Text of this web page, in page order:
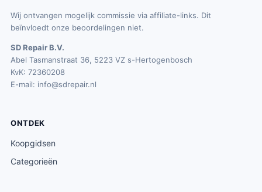
Wij ontvangen mogelijk commissie via affiliate-links. Dit
beïnvloedt onze beoordelingen niet.
SD Repair B.V.
Abel Tasmanstraat 36, 5223 VZ s-Hertogenbosch
KvK: 72360208
E-mail: info@sdrepair.nl
ONTDEK
Koopgidsen
Categorieën